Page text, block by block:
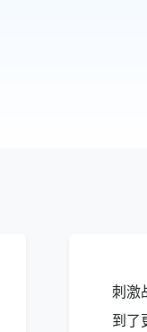
刺激
到了